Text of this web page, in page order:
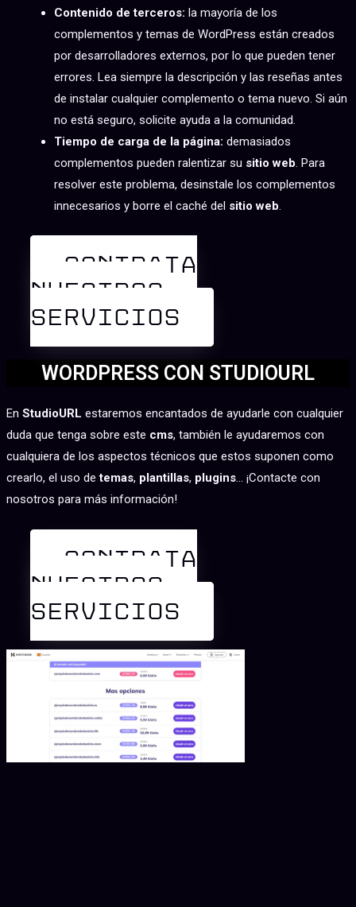
Contenido de terceros: la mayoría de los
complementos y temas de WordPress están creados
por desarrolladores externos, por lo que pueden tener
errores. Lea siempre la descripción y las reseñas antes
de instalar cualquier complemento o tema nuevo. Si aún
no está seguro, solicite ayuda a la comunidad.
Tiempo de carga de la página: demasiados
complementos pueden ralentizar su sitio web. Para
resolver este problema, desinstale los complementos
innecesarios y borre el caché del sitio web.
CONTRATA
NUESTROS
SERVICIOS
WORDPRESS CON STUDIOURL
En StudioURL estaremos encantados de ayudarle con cualquier
duda que tenga sobre este cms, también le ayudaremos con
cualquiera de los aspectos técnicos que estos suponen como
crearlo, el uso detemas, plantillas, plugins… ¡Contacte con
nosotros para más información!
CONTRATA
NUESTROS
SERVICIOS